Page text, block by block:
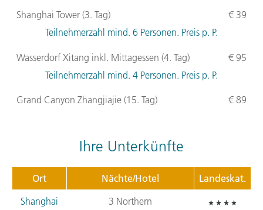
Shanghai Tower (3. Tag)
€ 39
Teilnehmerzahl mind. 6 Personen. Preis p. P.
Wasserdorf Xitang inkl. Mittagessen (4. Tag)
€ 95
Teilnehmerzahl mind. 4 Personen. Preis p. P.
Grand Canyon Zhangjiajie (15. Tag) € 89
Ihre Unterkünfte
Ort Nächte/Hotel
Landeskat.
Shanghai
3 Northern